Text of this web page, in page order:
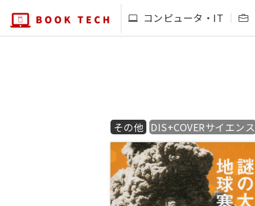
コンピュータ・IT
その他 DIS+COVERサイエンス